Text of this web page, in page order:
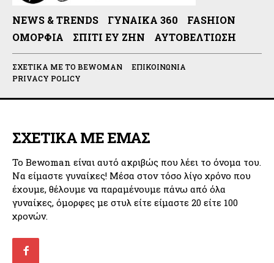
NEWS & TRENDS ΓΥΝΑΊΚΑ 360
FASHION
ΟΜΟΡΦΙΆ
ΣΠΊΤΙ ΕΥ ΖΗΝ ΑΥΤΟΒΕΛΤΊΩΣΗ
ΣΧΕΤΙΚΆ ΜΕ ΤΟ BEWOMAN
ΕΠΙΚΟΙΝΩΝΊΑ
PRIVACY POLICY
ΣΧΕΤΙΚΑ ΜΕ ΕΜΑΣ
Το Bewoman είναι αυτό ακριβώς που λέει το όνομα του.
Να είμαστε γυναίκες! Μέσα στον τόσο λίγο χρόνο που
έχουμε, θέλουμε να παραμένουμε πάνω από όλα
γυναίκες, όμορφες με στυλ είτε είμαστε 20 είτε 100
χρονών.